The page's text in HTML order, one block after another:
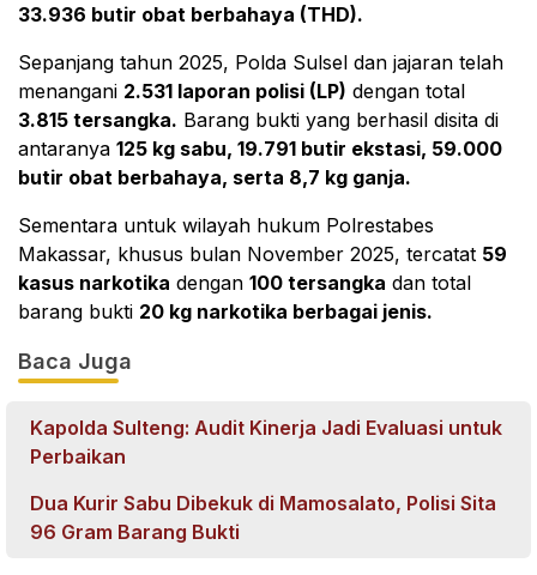
33.936 butir obat berbahaya (THD).
Sepanjang tahun 2025, Polda Sulsel dan jajaran telah
menangani 2.531 laporan polisi (LP) dengan total
3.815 tersangka. Barang bukti yang berhasil disita di
antaranya 125 kg sabu, 19.791 butir ekstasi, 59.000
butir obat berbahaya, serta 8,7 kg ganja.
Sementara untuk wilayah hukum Polrestabes
Makassar, khusus bulan November 2025, tercatat 59
kasus narkotika dengan 100 tersangka dan total
barang bukti 20 kg narkotika berbagai jenis.
Baca Juga
Kapolda Sulteng: Audit Kinerja Jadi Evaluasi untuk
Perbaikan
Dua Kurir Sabu Dibekuk di Mamosalato, Polisi Sita
96 Gram Barang Bukti